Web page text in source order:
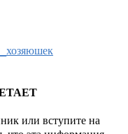
или вступите на